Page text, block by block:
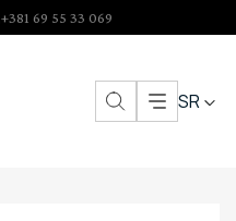
+381 69 55 33 069
SR